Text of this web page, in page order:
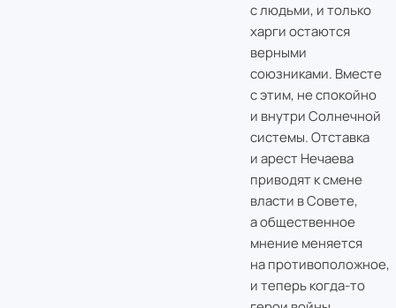
с людьми, и только
харги остаются
верными
союзниками. Вместе
с этим, не спокойно
и внутри Солнечной
системы. Отставка
и арест Нечаева
приводят к смене
власти в Совете,
а общественное
мнение меняется
на противоположное,
и теперь когда-то